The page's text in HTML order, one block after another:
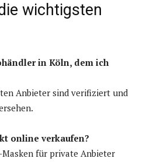
wichtigsten
in Köln, dem ich
Anbieter sind verifiziert und
online verkaufen?
Masken für private Anbieter